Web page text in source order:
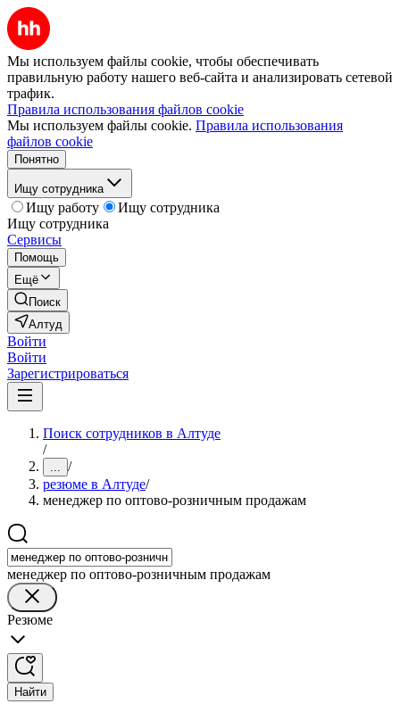
Мы используем файлы cookie, чтобы обеспечивать
правильную работу нашего веб-сайта и анализировать сетевой
трафик.
Правила использования файлов cookie
Мы используем файлы cookie. Правила использования
файлов cookie
Понятно
Ищу сотрудника
Ищу работу
Ищу сотрудника
Ищу сотрудника
Сервисы
Помощь
Ещё
Поиск
Алтуд
Войти
Войти
Зарегистрироваться
Поиск сотрудников в Алтуде
/
... /
резюме в Алтуде/
менеджер по оптово-розничным продажам
менеджер по оптово-розничным продажам
Резюме
Найти